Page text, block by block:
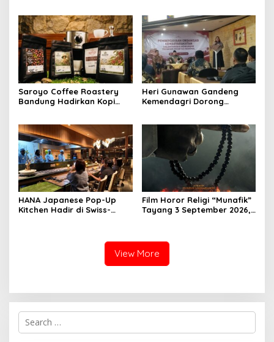
Air
Pelayanan
Saroyo Coffee Roastery
Bandung Hadirkan Kopi
Heri Gunawan Gandeng
Kemendagri Dorong
HANA Japanese Pop-Up
Kitchen Hadir di Swiss-
Pengalaman Omakase
Film Horor Religi “Munafik”
Tayang 3 September 2026,
View More
S